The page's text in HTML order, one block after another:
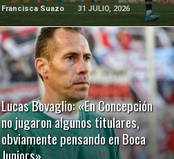
Francisca Suazo 31 JULIO, 2026
Lucas Bovaglio: «En Concepción
no jugaron algunos titulares,
obviamente pensando en Boca
LEER MÁS